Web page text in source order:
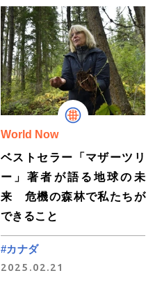
World Now
ベストセラー「マザーツリ
ー」著者が語る地球の未
来 危機の森林で私たちが
できること
#カナダ
2025.02.21